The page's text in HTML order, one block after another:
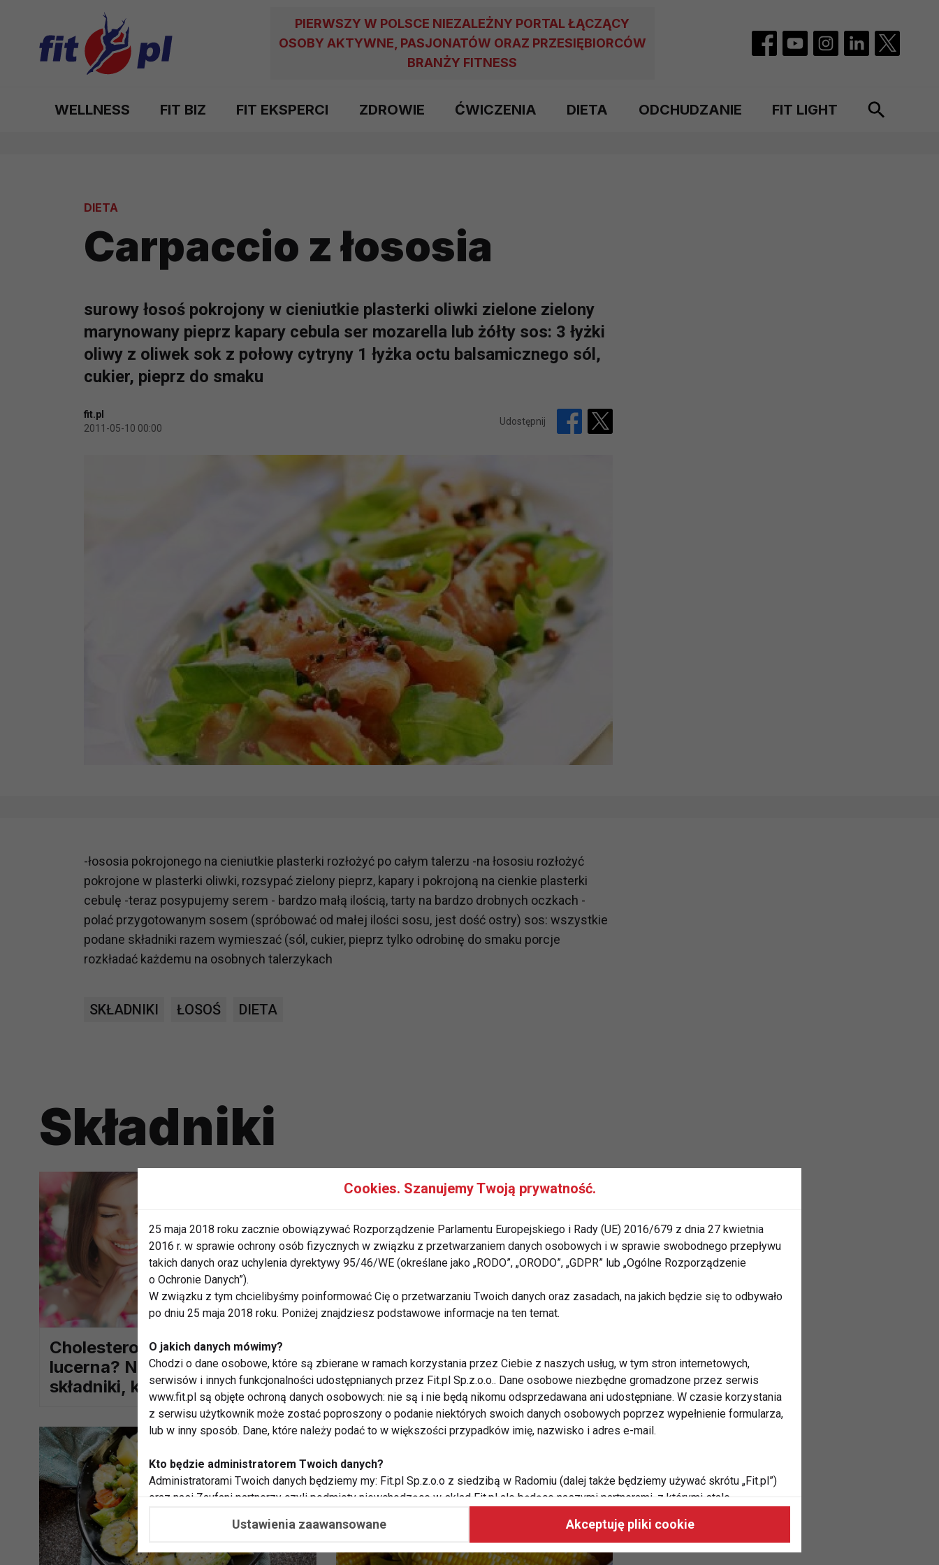
PIERWSZY W POLSCE NIEZALEŻNY PORTAL ŁĄCZĄCY
OSOBY AKTYWNE, PASJONATÓW ORAZ PRZESIĘBIORCÓW
BRANŻY FITNESS
WELLNESS FIT BIZ FIT EKSPERCI ZDROWIE ĆWICZENIA DIETA ODCHUDZANIE FIT LIGHT
DIETA
Carpaccio z łososia
surowy łosoś pokrojony w cieniutkie plasterki oliwki zielone zielony
marynowany pieprz kapary cebula ser mozarella lub żółty sos: 3 łyżki
oliwy z oliwek sok z połowy cytryny 1 łyżka octu balsamicznego sól,
cukier, pieprz do smaku
fit.pl
2011-05-10 00:00
Udostępnij
-łososia pokrojonego na cieniutkie plasterki rozłożyć po całym talerzu -na łososiu rozłożyć
pokrojone w plasterki oliwki, rozsypać zielony pieprz, kapary i pokrojoną na cienkie plasterki
cebulę -teraz posypujemy serem - bardzo małą ilością, tarty na bardzo drobnych oczkach -
polać przygotowanym sosem (spróbować od małej ilości sosu, jest dość ostry) sos: wszystkie
podane składniki razem wymieszać (sól, cukier, pieprz tylko odrobinę do smaku porcje
rozkładać każdemu na osobnych talerzykach
SKŁADNIKI ŁOSOŚ DIETA
Składniki
Cholesterol, bursztyn, a może
lucerna? Nieoczywiste
składniki, które pokocha Twoja
diety
Cookies. Szanujemy Twoją prywatność.
25 maja 2018 roku zacznie obowiązywać Rozporządzenie Parlamentu Europejskiego i Rady (UE) 2016/679 z dnia 27 kwietnia
2016 r. w sprawie ochrony osób fizycznych w związku z przetwarzaniem danych osobowych i w sprawie swobodnego przepływu
takich danych oraz uchylenia dyrektywy 95/46/WE (określane jako „RODO”, „ORODO”, „GDPR” lub „Ogólne Rozporządzenie
o Ochronie Danych”).
W związku z tym chcielibyśmy poinformować Cię o przetwarzaniu Twoich danych oraz zasadach, na jakich będzie się to odbywało
po dniu 25 maja 2018 roku. Poniżej znajdziesz podstawowe informacje na ten temat.
O jakich danych mówimy?
Chodzi o dane osobowe, które są zbierane w ramach korzystania przez Ciebie z naszych usług, w tym stron internetowych,
serwisów i innych funkcjonalności udostępnianych przez Fit.pl Sp.z.o.o.. Dane osobowe niezbędne gromadzone przez serwis
www.fit.pl są objęte ochroną danych osobowych: nie są i nie będą nikomu odsprzedawana ani udostępniane. W czasie korzystania
z serwisu użytkownik może zostać poproszony o podanie niektórych swoich danych osobowych poprzez wypełnienie formularza,
lub w inny sposób. Dane, które należy podać to w większości przypadków imię, nazwisko i adres e-mail.
Kto będzie administratorem Twoich danych?
Administratorami Twoich danych będziemy my: Fit.pl Sp.z.o.o z siedzibą w Radomiu (dalej także będziemy używać skrótu „Fit.pl”)
oraz nasi Zaufani partnerzy czyli podmioty niewchodzące w skład Fit.pl ale będące naszymi partnerami, z którymi stale
potrzeb i zainteresowań.Ustawienia zaawansowane Akceptuję pliki cookie